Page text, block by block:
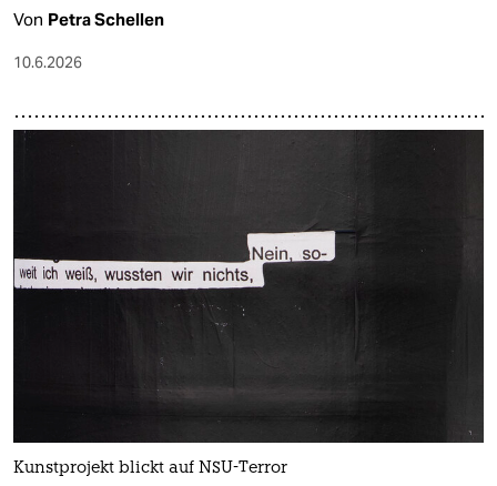
Von Petra Schellen
10.6.2026
Kunstprojekt blickt auf NSU-Terror